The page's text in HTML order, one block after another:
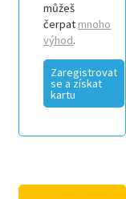
můžeš
čerpat mnoho
výhod.
Zaregistrovat
se a získat
kartu